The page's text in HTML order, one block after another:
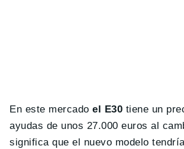
En este mercadoel E30 tiene un
ayudas de unos 27.000 euros al
significa que el nuevo modelo